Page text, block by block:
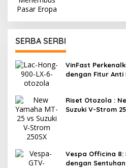
SERBA SERBI
VinFast
dengan Fitur Anti
Riset Otozola :
Suzuki V-Strom
Vespa Officina 8:
dengan